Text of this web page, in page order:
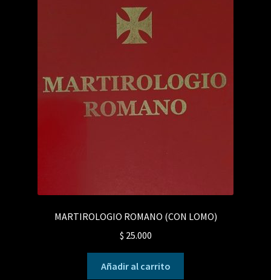
MARTIROLOGIO ROMANO (CON LOMO)
$ 25.000
Añadir al carrito